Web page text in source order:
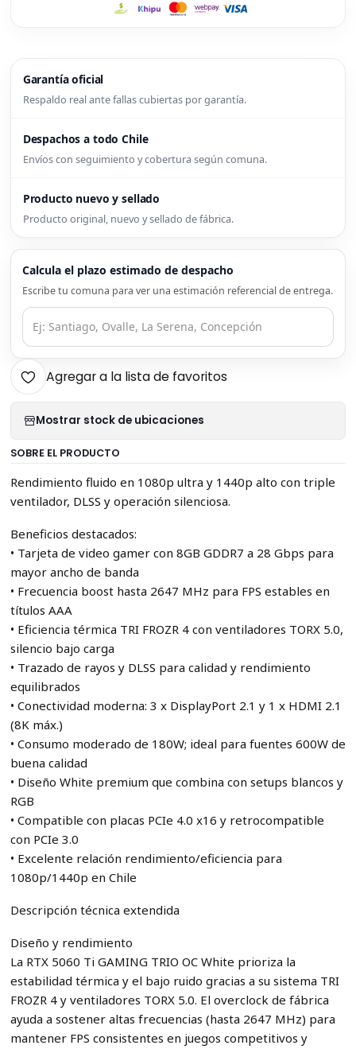
Garantía oficial
Respaldo real ante fallas cubiertas por garantía.
Despachos a todo Chile
Envíos con seguimiento y cobertura según comuna.
Producto nuevo y sellado
Producto original, nuevo y sellado de fábrica.
Calcula el plazo estimado de despacho
Escribe tu comuna para ver una estimación referencial de entrega.
Agregar a la lista de favoritos
Mostrar stock de ubicaciones
SOBRE EL PRODUCTO
Rendimiento fluido en 1080p ultra y 1440p alto con triple
ventilador, DLSS y operación silenciosa.
Beneficios destacados:
• Tarjeta de video gamer con 8GB GDDR7 a 28 Gbps para
mayor ancho de banda
• Frecuencia boost hasta 2647 MHz para FPS estables en
títulos AAA
• Eficiencia térmica TRI FROZR 4 con ventiladores TORX 5.0,
silencio bajo carga
• Trazado de rayos y DLSS para calidad y rendimiento
equilibrados
• Conectividad moderna: 3 x DisplayPort 2.1 y 1 x HDMI 2.1
(8K máx.)
• Consumo moderado de 180W; ideal para fuentes 600W de
buena calidad
• Diseño White premium que combina con setups blancos y
RGB
• Compatible con placas PCIe 4.0 x16 y retrocompatible
con PCIe 3.0
• Excelente relación rendimiento/eficiencia para
1080p/1440p en Chile
Descripción técnica extendida
Diseño y rendimiento
La RTX 5060 Ti GAMING TRIO OC White prioriza la
estabilidad térmica y el bajo ruido gracias a su sistema TRI
FROZR 4 y ventiladores TORX 5.0. El overclock de fábrica
ayuda a sostener altas frecuencias (hasta 2647 MHz) para
mantener FPS consistentes en juegos competitivos y